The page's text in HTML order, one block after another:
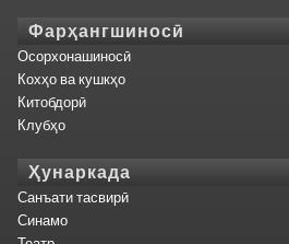
Фарҳангшиносӣ
Осорхонашиносӣ
Кохҳо ва кушкҳо
Китобдорӣ
Клубҳо
Ҳунаркада
Санъати тасвирӣ
Синамо